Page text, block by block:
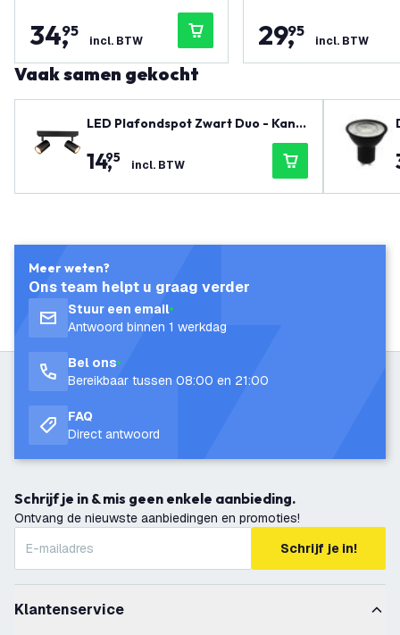
34,
95
incl. BTW 29,
95
incl. BTW
Vaak samen gekocht
LED Plafondspot Zwart Duo - Kant
elbaar - Dimbaar - GU10 fitting – O
pbouw
14,
95 incl. BTW
Meer weten?
Ons team helpt u graag verder
Stuur een email
Antwoord binnen 1 werkdag
Bel ons
Bereikbaar tussen 08:00 en 21:00
FAQ
Direct antwoord
Schrijf je in & mis geen enkele aanbieding.
Ontvang de nieuwste aanbiedingen en promoties!
Schrijf je in!
Klantenservice